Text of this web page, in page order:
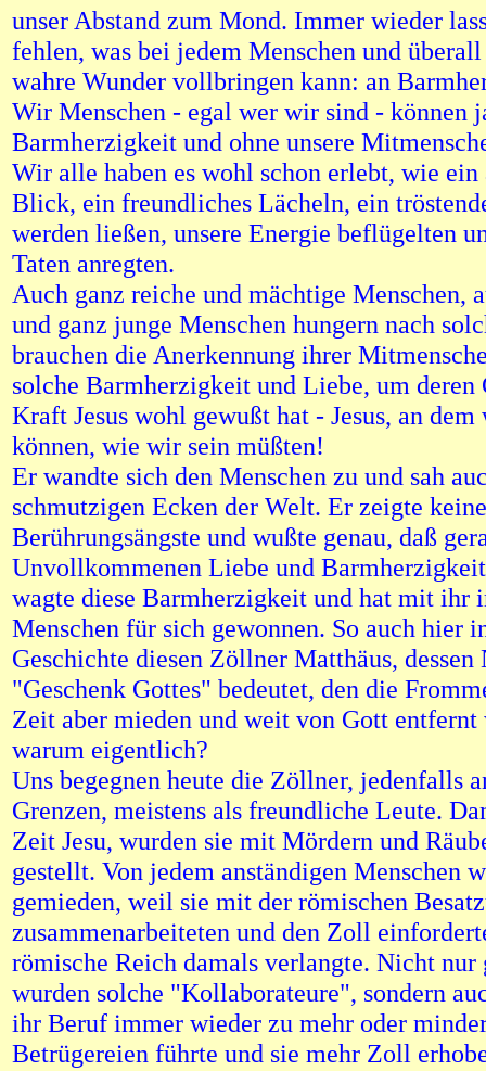
unser Abstand zum Mond. Immer wieder
fehlen, was bei jedem Menschen und
wahre Wunder vollbringen kann: an
Wir Menschen - egal wer wir sind - können
Barmherzigkeit und ohne unsere
Wir alle haben es wohl schon erlebt, wie
Blick, ein freundliches Lächeln, ein
werden ließen, unsere Energie beflügelten
Taten anregten.
Auch ganz reiche und mächtige Menschen,
und ganz junge Menschen hungern nach
brauchen die Anerkennung ihrer
solche Barmherzigkeit und Liebe, um deren
Kraft Jesus wohl gewußt hat - Jesus, an dem
können, wie wir sein müßten!
Er wandte sich den Menschen zu und sah
schmutzigen Ecken der Welt. Er zeigte keine
Berührungsängste und wußte genau, daß
Unvollkommenen Liebe und
wagte diese Barmherzigkeit und hat mit ihr
Menschen für sich gewonnen. So auch hier
Geschichte diesen Zöllner Matthäus, dessen
"Geschenk Gottes" bedeutet, den die
Zeit aber mieden und weit von Gott entfernt
warum eigentlich?
Uns begegnen heute die Zöllner, jedenfalls
Grenzen, meistens als freundliche Leute.
Zeit Jesu, wurden sie mit Mördern und
gestellt. Von jedem anständigen Menschen
gemieden, weil sie mit der römischen
zusammenarbeiteten und den Zoll
römische Reich damals verlangte. Nicht nur
wurden solche "Kollaborateure", sondern
ihr Beruf immer wieder zu mehr oder
Betrügereien führte und sie mehr Zoll